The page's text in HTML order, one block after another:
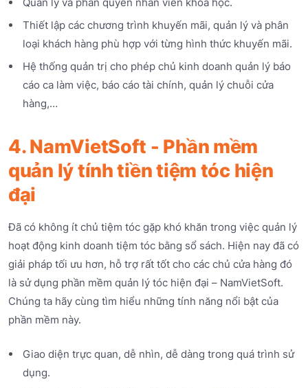
Thiết lập các chương trình khuyến mãi, quản lý và phân
loại khách hàng phù hợp với từng hình thức khuyến mãi.
Hệ thống quản trị cho phép chủ kinh doanh quản lý báo
cáo ca làm việc, báo cáo tài chính, quản lý chuỗi cửa
hàng,…
4. NamVietSoft - Phần mềm
quản lý tính tiền tiệm tóc hiện
đại
Đã có không ít chủ tiệm tóc gặp khó khăn trong việc quản lý
hoạt động kinh doanh tiệm tóc bằng sổ sách. Hiện nay đã có
giải pháp tối ưu hơn, hỗ trợ rất tốt cho các chủ cửa hàng đó
là sử dụng phần mềm quản lý tóc hiện đại – NamVietSoft.
Chúng ta hãy cùng tìm hiểu những tính năng nổi bật của
phần mềm này.
Giao diện trực quan, dễ nhìn, dễ dàng trong quá trình sử
dụng.